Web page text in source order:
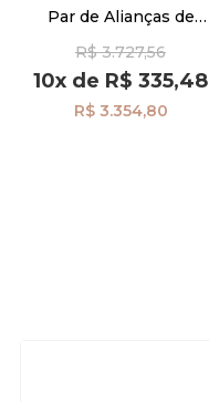
Par de Alianças de
2,70mm al40037
R$ 3.727,56
10x de R$ 335,48
R$ 3.354,80